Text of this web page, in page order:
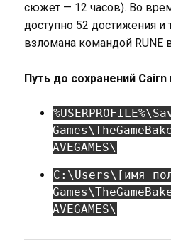
сюжет — 12 часов). Во
доступно 52 достижения и
взломана командой RUNE
Путь до сохранений Cairn
AVEGAMES\
C:\Users\[имя
AVEGAMES\